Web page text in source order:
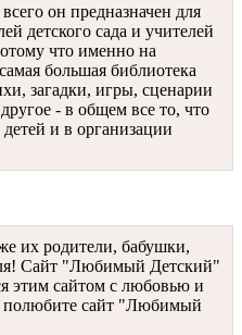
он предназначен для
детского сада и учителей
что именно на
большая библиотека
загадки, игры, сценарии
- в общем все то, что
и в организации
их родители, бабушки,
Сайт "Любимый Детский"
этим сайтом с любовью и
полюбите сайт "Любимый